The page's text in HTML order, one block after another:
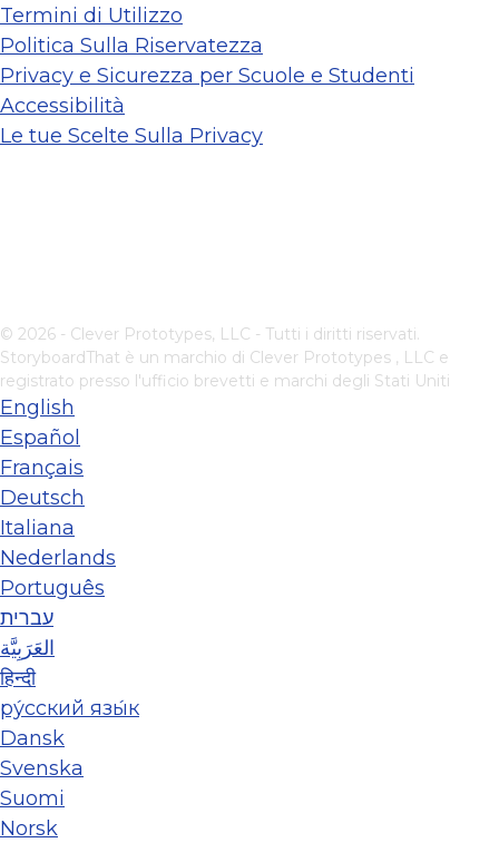
Termini di Utilizzo
Politica Sulla Riservatezza
Privacy e Sicurezza per Scuole e Studenti
Accessibilità
Le tue Scelte Sulla Privacy
© 2026 - Clever Prototypes, LLC - Tutti i diritti riservati.
StoryboardThat è un marchio di Clever Prototypes , LLC e
registrato presso l'ufficio brevetti e marchi degli Stati Uniti
English
Español
Français
Deutsch
Italiana
Nederlands
Português
עברית
العَرَبِيَّة
हिन्दी
ру́сский язы́к
Dansk
Svenska
Suomi
Norsk